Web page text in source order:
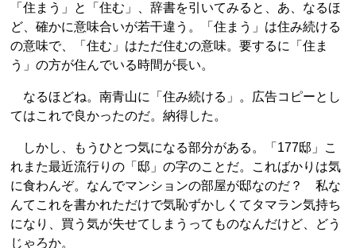
「住まう」と「住む」、辞書を引いてみると、あ、なるほ
ど、確かに意味合いが若干違う。「住まう」は住み続ける
の意味で、「住む」はただ住むの意味。要するに「住ま
う」の方が住んでいる時間が長い。
なるほどね。南青山に「住み続ける」。広告コピーとし
てはこれで良かったのだ。納得した。
しかし、もうひとつ気になる部分がある。「177邸」こ
れまた最近流行りの「邸」の字のことだ。こればかりは気
に食わんぞ。なんでマンションの部屋が邸なのだ？ 私な
んてこれを書かれただけで気恥ずかしくてタマラン気持ち
になり、買う気が失せてしまうってものなんだけど、どう
じゃろか。